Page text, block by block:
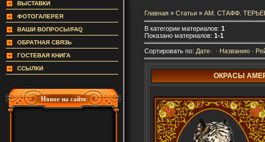
ВЫСТАВКИ
ФОТОГАЛЕРЕЯ
ВАШИ ВОПРОСЫ/FAQ
ОБРАТНАЯ СВЯЗЬ
ГОСТЕВАЯ КНИГА
ССЫЛКИ
Новое на сайте
Главная » Статьи » АМ. СТАФФ.
В категории материалов: 1
Показано материалов: 1-1
Сортировать по: Дате · Названию ·
ОКРАСЫ